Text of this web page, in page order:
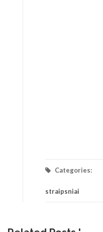
Categories:
straipsniai